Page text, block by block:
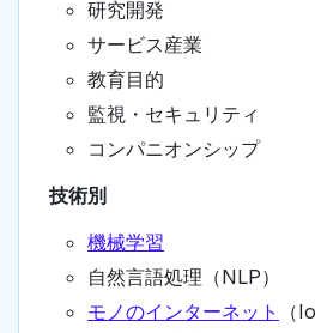
研究開発
サービス産業
教育目的
監視・セキュリティ
コンパニオンシップ
技術別
機械学習
自然言語処理（NLP）
モノのインターネット
（